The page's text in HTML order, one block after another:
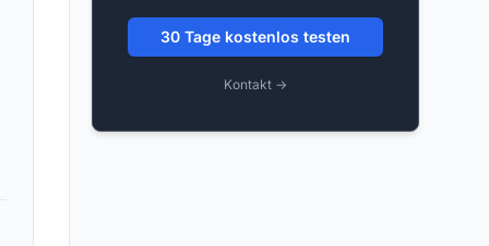
30 Tage kostenlos testen
Kontakt →